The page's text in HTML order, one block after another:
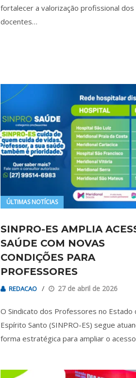
fortalecer a valorização profissional dos
docentes…
ÚLTIMAS NOTÍCIAS
SINPRO-ES AMPLIA
SAÚDE COM NOVAS
CONDIÇÕES PARA
PROFESSORES
REDACAO 27 de abril de 2026
O Sindicato dos Professores no Estado
Espírito Santo (SINPRO-ES) segue
forma estratégica para ampliar o